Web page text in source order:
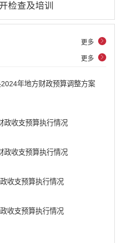
PPP）
信息公开
检查及培训
更多
年地方财政预算调整方案
政收支预算执行情况
政收支预算执行情况
收支预算执行情况
收支预算执行情况
更多